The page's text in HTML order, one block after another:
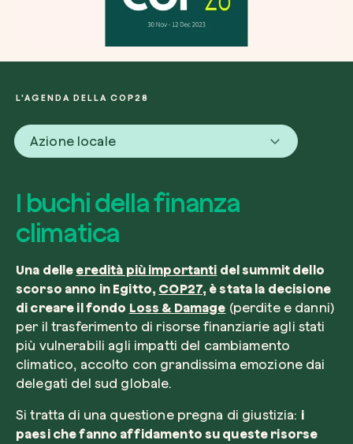
L'AGENDA DELLA COP28
Azione locale
I buchi della finanza
climatica
Una delle eredità più importanti del summit dello
scorso anno in Egitto, COP27, è stata la decisione
di creare il fondo Loss & Damage (perdite e danni)
per il trasferimento di risorse finanziarie agli stati
più vulnerabili agli impatti del cambiamento
climatico, accolto con grandissima emozione dai
delegati del sud globale.
Si tratta di una questione pregna di giustizia: i
paesi che fanno affidamento su queste risorse